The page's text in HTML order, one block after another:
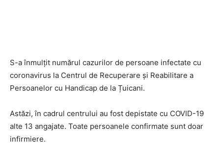
S-a înmulțit numărul cazurilor de persoane infectate cu
coronavirus la Centrul de Recuperare și Reabilitare a
Persoanelor cu Handicap de la Țuicani.
Astăzi, în cadrul centrului au fost depistate cu COVID-19
alte 13 angajate. Toate persoanele confirmate sunt doar
infirmiere.